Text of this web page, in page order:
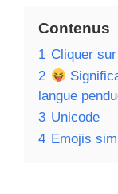
Contenus
1 Cliquer
2
langue
3 Unicode
4 Emojis